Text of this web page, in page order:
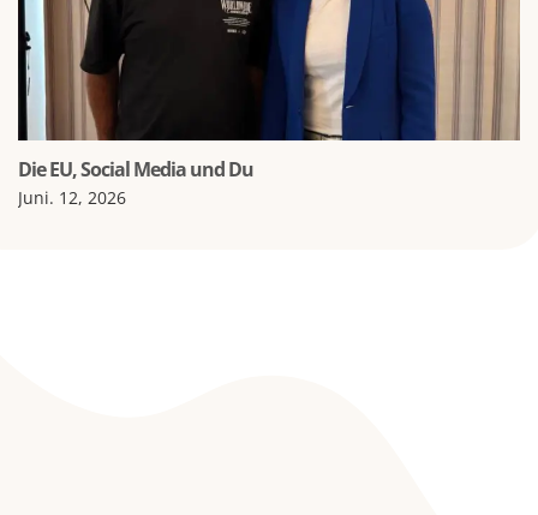
Die EU, Social Media und Du
Juni. 12, 2026